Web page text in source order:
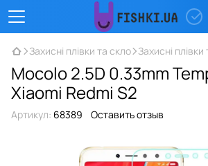
Захисні плівки та скло Захисні
Mocolo 2.5D 0.33mm
Xiaomi Redmi S2
Артикул: 68389 Оставить отзыв